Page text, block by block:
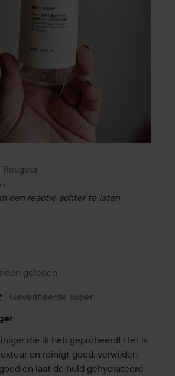
Reageer
een reactie achter te laten
geleden
is gemaakt 2 maanden geleden
Geverifieerde koper
die ik heb geprobeerd! Het is
en reinigt goed, verwijdert
en laat de huid gehydrateerd